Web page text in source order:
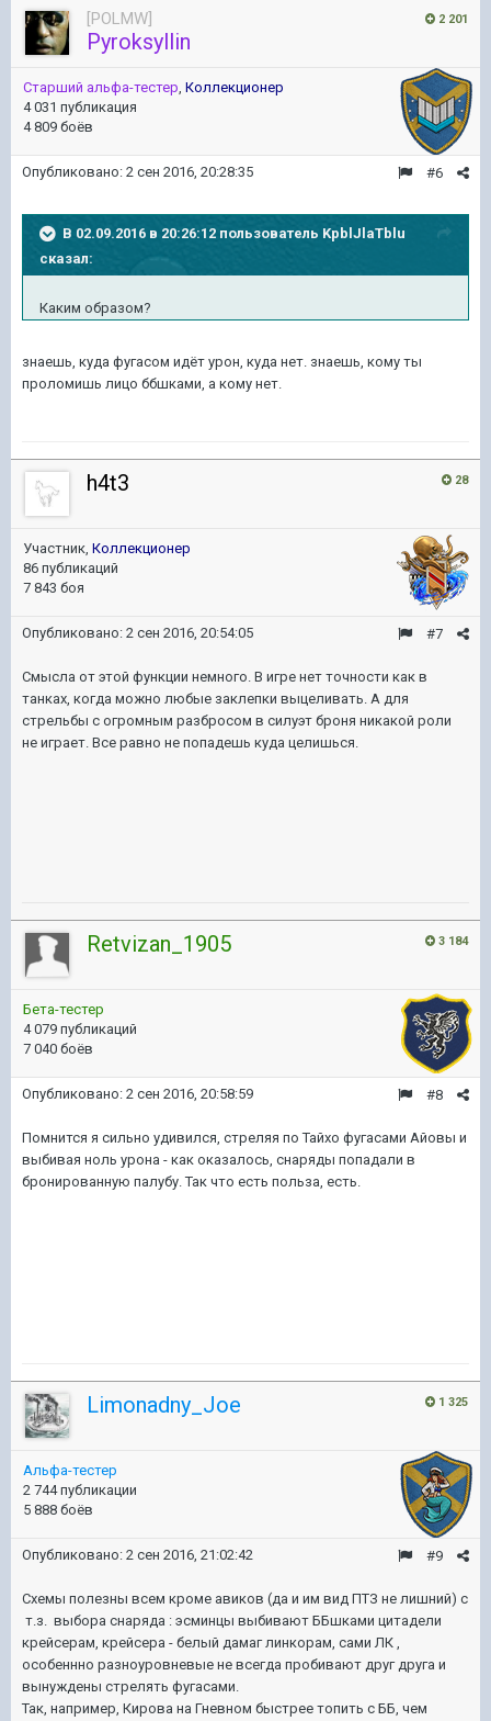
2 201
[POLMW]
Pyroksyllin
Старший альфа-тестер, Коллекционер
4 031 публикация
4 809 боёв
#6
Опубликовано: 2 сен 2016, 20:28:35
В 02.09.2016 в 20:26:12 пользователь KpblJlaTblu
сказал:
Каким образом?
знаешь, куда фугасом идёт урон, куда нет. знаешь, кому ты
проломишь лицо ббшками, а кому нет.
28
h4t3
Участник, Коллекционер
86 публикаций
7 843 боя
#7
Опубликовано: 2 сен 2016, 20:54:05
Смысла от этой функции немного. В игре нет точности как в
танках, когда можно любые заклепки выцеливать. А для
стрельбы с огромным разбросом в силуэт броня никакой роли
не играет. Все равно не попадешь куда целишься.
3 184
Retvizan_1905
Бета-тестер
4 079 публикаций
7 040 боёв
#8
Опубликовано: 2 сен 2016, 20:58:59
Помнится я сильно удивился, стреляя по Тайхо фугасами Айовы и
выбивая ноль урона - как оказалось, снаряды попадали в
бронированную палубу. Так что есть польза, есть.
1 325
Limonadny_Joe
Альфа-тестер
2 744 публикации
5 888 боёв
#9
Опубликовано: 2 сен 2016, 21:02:42
Схемы полезны всем кроме авиков (да и им вид ПТЗ не лишний) с
т.з. выбора снаряда : эсминцы выбивают ББшками цитадели
крейсерам, крейсера - белый дамаг линкорам, сами ЛК ,
особеннно разноуровневые не всегда пробивают друг друга и
вынуждены стрелять фугасами.
Так, например, Кирова на Гневном быстрее топить с ББ, чем